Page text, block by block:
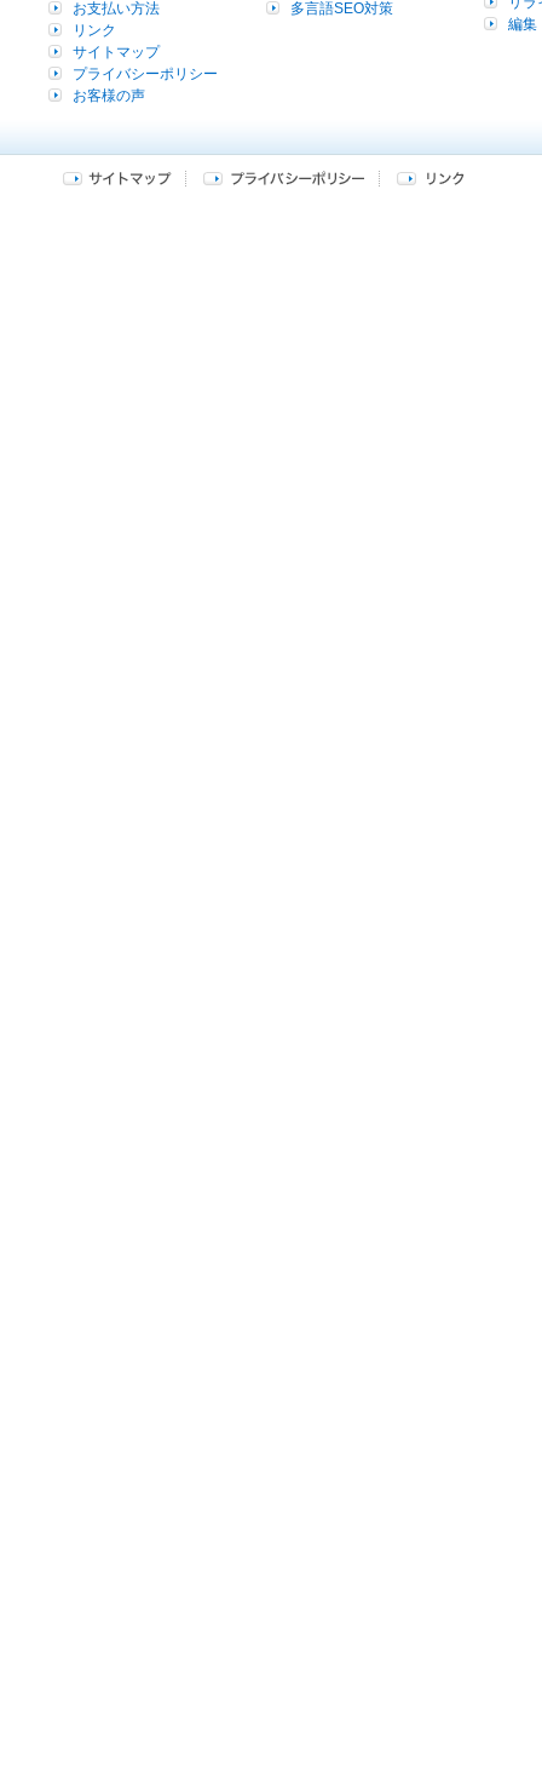
お支払い方法
リンク
サイトマップ
プライバシーポリシー
お客様の声
多言語SEO対策
編集